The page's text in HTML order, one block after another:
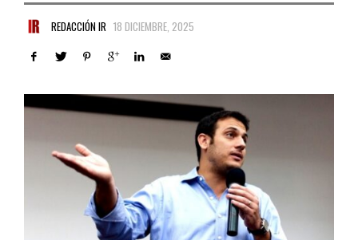
REDACCIÓN IR 18 DICIEMBRE, 2025